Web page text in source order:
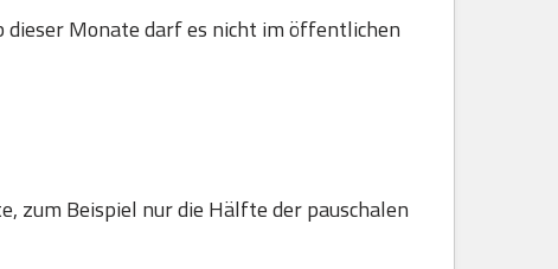
Monate darf es nicht im öffentlichen
zum Beispiel nur die Hälfte der pauschalen